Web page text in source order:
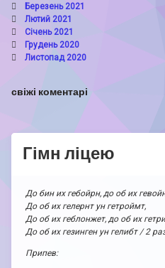
Березень 2021
Лютий 2021
Січень 2021
Грудень 2020
Листопад 2020
свіжі коментарі
Гімн ліцею
До бин их гебойрн, до об их
До об их гелернт ун гетроймт,
До об их геблонжет, до об их
До об их гезинген ун гелибт / 2
Припев: